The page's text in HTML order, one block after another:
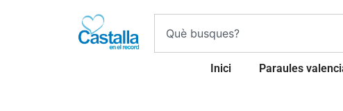
Inici Paraules